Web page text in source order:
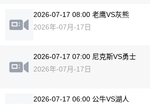
2026-07-17 08:00 老鹰VS灰熊
2026年-07月-17日
2026-07-17 07:00 尼克斯VS勇士
2026年-07月-17日
2026-07-17 06:00 公牛VS湖人